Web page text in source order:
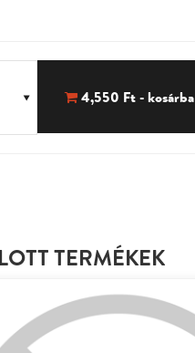
4,550 Ft - kosárba
TERMÉKEK